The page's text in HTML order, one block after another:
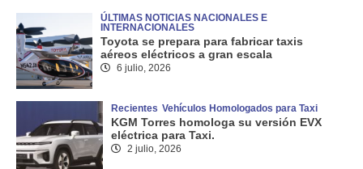
ÚLTIMAS NOTICIAS NACIONALES E
INTERNACIONALES
Toyota se prepara para fabricar taxis
aéreos eléctricos a gran escala
6 julio, 2026
Recientes Vehículos Homologados para Taxi
KGM Torres homologa su versión EVX
eléctrica para Taxi.
2 julio, 2026